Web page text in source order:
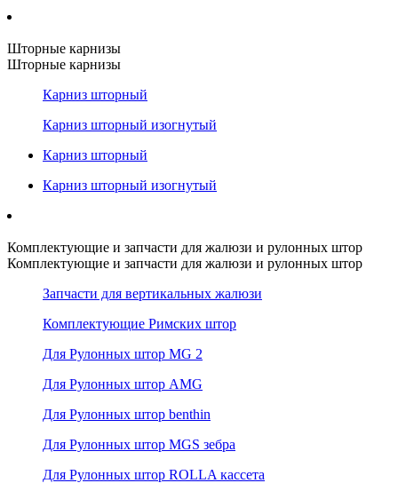
Шторные карнизы
Шторные карнизы
Карниз шторный
Карниз шторный изогнутый
Карниз шторный
Карниз шторный изогнутый
Комплектующие и запчасти для жалюзи и рулонных штор
Комплектующие и запчасти для жалюзи и рулонных штор
Запчасти для вертикальных жалюзи
Комплектующие Римских штор
Для Рулонных штор MG 2
Для Рулонных штор AMG
Для Рулонных штор benthin
Для Рулонных штор MGS зебра
Для Рулонных штор ROLLA кассета